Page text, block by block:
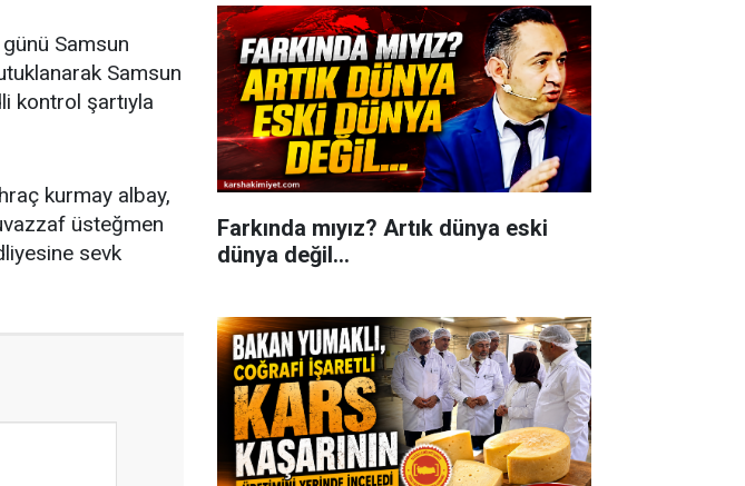
Samsun
Samsun
kontrol şartıyla
kurmay albay,
üsteğmen
sevk
Farkında mıyız? Artık dünya eski
dünya değil...